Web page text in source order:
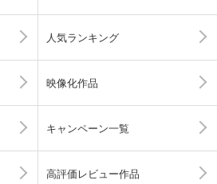
人気ランキング
映像化作品
キャンペーン一覧
高評価レビュー作品